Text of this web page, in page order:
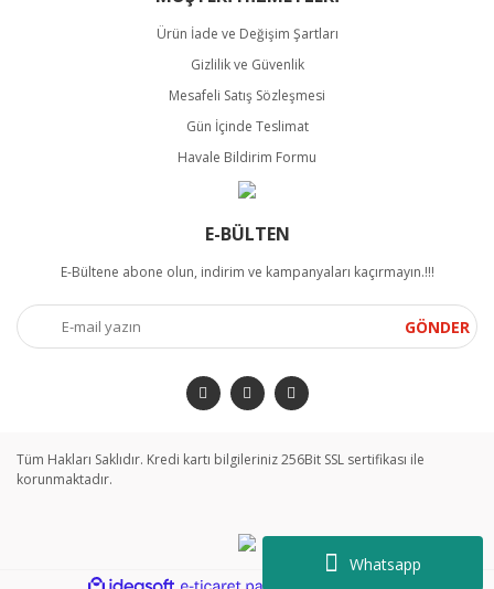
Whatsapp
Ürün İade ve Değişim Şartları
Gizlilik ve Güvenlik
Mesafeli Satış Sözleşmesi
Gün İçinde Teslimat
Havale Bildirim Formu
E-BÜLTEN
E-Bültene abone olun, indirim ve kampanyaları kaçırmayın.!!!
GÖNDER
Tüm Hakları Saklıdır. Kredi kartı bilgileriniz 256Bit SSL sertifikası ile
korunmaktadır.